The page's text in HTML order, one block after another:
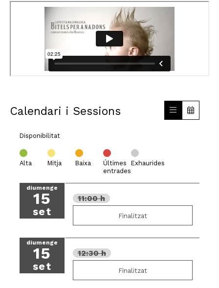
Calendari i Sessions
Disponibilitat
Alta Mitja Baixa
Últimes
entrades
Exhaurides
diumenge
15
set
11:00 h
Finalitzat
diumenge
15
set
12:30 h
Finalitzat